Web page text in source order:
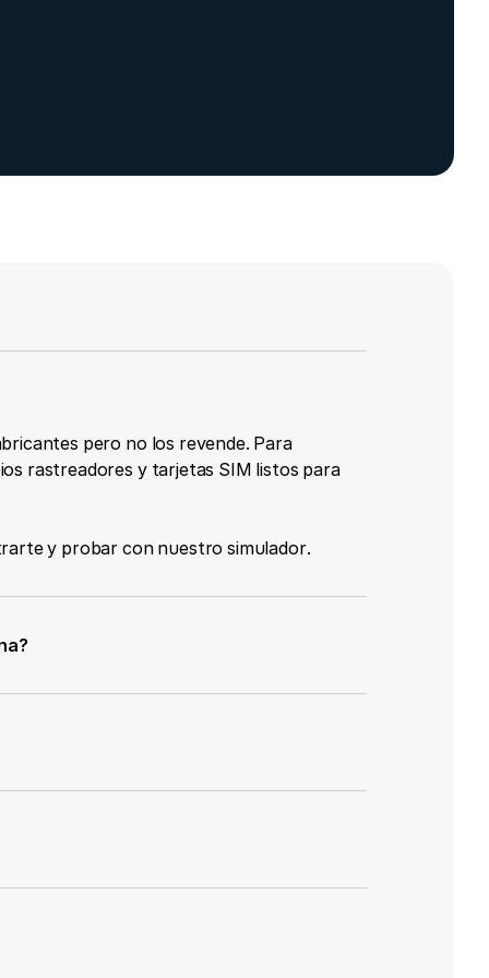
pero no los revende. Para
rastreadores y tarjetas SIM listos para
y probar con nuestro simulador.